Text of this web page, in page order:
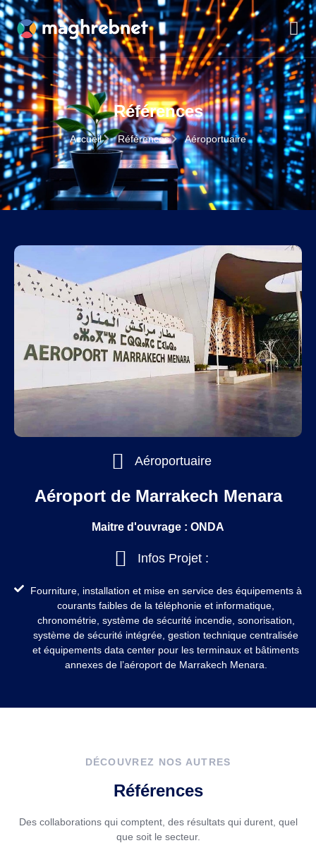
Références
Accueil Références Aéroportuaire
Aéroportuaire
Aéroport de Marrakech Menara
Maitre d'ouvrage : ONDA
Infos Projet :
Fourniture, installation et mise en service des équipements à
courants faibles de la téléphonie et informatique,
chronométrie, système de sécurité incendie, sonorisation,
système de sécurité intégrée, gestion technique centralisée
et équipements data center pour les terminaux et bâtiments
annexes de l’aéroport de Marrakech Menara.
DÉCOUVREZ NOS AUTRES
Références
Des collaborations qui comptent, des résultats qui durent, quel
que soit le secteur.